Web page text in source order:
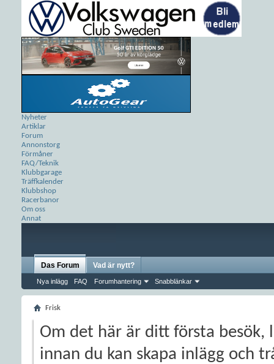
Nyheter
Artiklar
Forum
Annonstorg
Förmåner
FAQ/Teknik
Klubbgarage
Träffkalender
Klubbshop
Racerbanor
Om oss
Annat
Das Forum
Nya inlägg FAQ Forumhantering Snabblänkar
Vad är nytt?
Frisk
Om det här är ditt första besök,
innan du kan skapa inlägg och